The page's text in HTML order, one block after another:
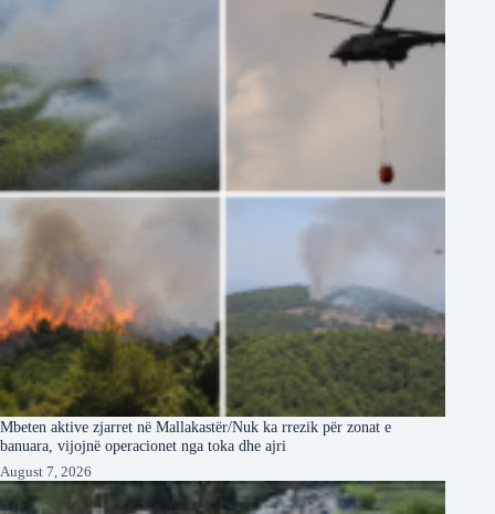
Mbeten aktive zjarret në Mallakastër/Nuk ka rrezik për zonat e
banuara, vijojnë operacionet nga toka dhe ajri
August 7, 2026